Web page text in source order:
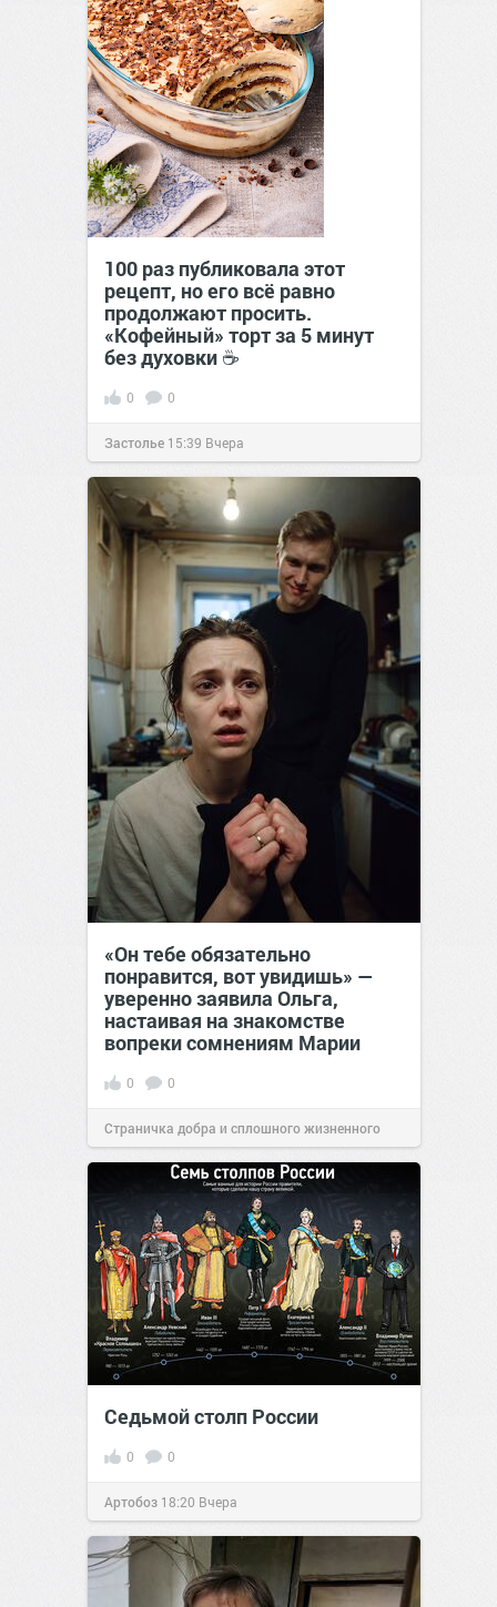
100 раз публиковала этот
рецепт, но его всё равно
продолжают просить.
«Кофейный» торт за 5 минут
без духовки ☕
0 0
Застолье 15:39 Вчера
«Он тебе обязательно
понравится, вот увидишь» —
уверенно заявила Ольга,
настаивая на знакомстве
вопреки сомнениям Марии
0 0
Страничка добра и сплошного жизненного
позитива!12:38Вчера
Седьмой столп России
0 0
Артобоз 18:20 Вчера